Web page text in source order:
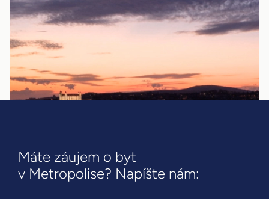
Máte záujem o byt
v Metropolise? Napíšte nám: